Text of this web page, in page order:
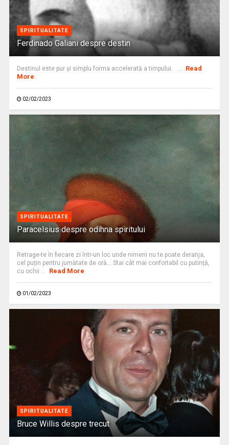
SPIRITUALITATE
Ferdinado Galiani despre destin
Destinul este pur și simplu forma accelerată a timpului. ...
Read
More
02/02/2023
SPIRITUALITATE
Paracelsius despre odihna spiritului
Retrage-te în fiecare zi într-un loc unde nimeni nu te poate deranja,
cel puțin pentru jumătate de oră… Stai cât mai confortabil cu putință,
cu ochii ...
Read More
01/02/2023
SPIRITUALITATE
Bruce Willis despre trecut